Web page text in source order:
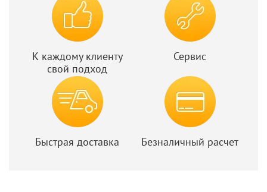
К каждому клиенту
свой подход
Сервис
Быстрая доставка Безналичный расчет